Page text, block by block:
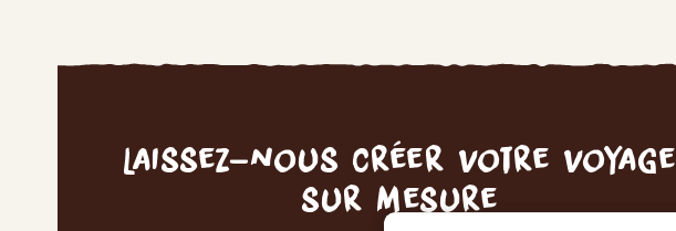
Laissez-nous créer votre voyage
sur mesure